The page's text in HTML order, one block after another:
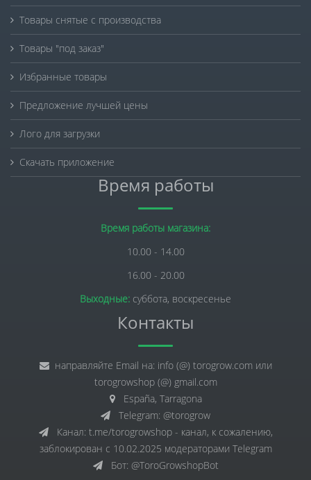
Товары снятые с производства
Товары "под заказ"
Избранные товары
Предложение лучшей цены
Лого для загрузки
Скачать приложение
Время работы
Время работы магазина:
10.00 - 14.00
16.00 - 20.00
Выходные: суббота, воскресенье
Контакты
направляйте Email на: info (@) torogrow.com или
torogrowshop (@) gmail.com
España, Tarragona
Telegram: @torogrow
Канал: t.me/torogrowshop - канал, к сожалению,
заблокирован с 10.02.2025 модераторами Telegram
Бот: @ToroGrowshopBot